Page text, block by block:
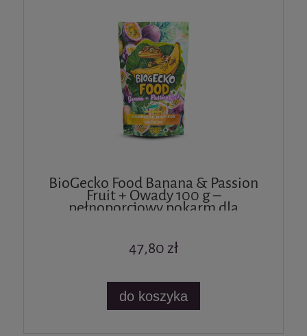
BioGecko Food Banana & Passion
Fruit + Owady 100 g –
pełnoporcjowy pokarm dla
47,80 zł
do koszyka